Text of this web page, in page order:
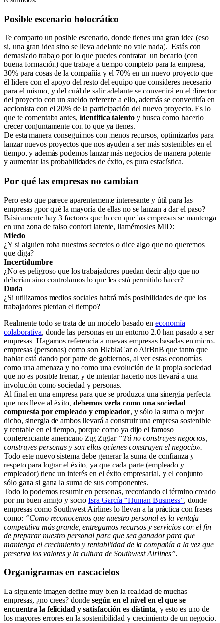
Posible escenario holocrático
Te comparto un posible escenario, donde tienes una gran idea (eso
si, una gran idea sino se lleva adelante no vale nada). Estás con
demasiado trabajo por lo que puedes contratar un becario (con
buena formación) que trabaje a tiempo completo para la empresa,
30% para cosas de la compañía y el 70% en un nuevo proyecto que
él lidere con el apoyo del resto del equipo que consideres necesario
para el mismo, y del cuál de salir adelante se convertirá en el director
del proyecto con un sueldo referente a ello, además se convertiría en
accionista con el 20% de la participación del nuevo proyecto. Es lo
que te comentaba antes, identifica talento y busca como hacerlo
crecer conjuntamente con lo que ya tienes.
De esta manera conseguimos con menos recursos, optimizarlos para
lanzar nuevos proyectos que nos ayuden a ser más sostenibles en el
tiempo, y además podemos lanzar más negocios de manera potente
y aumentar las probabilidades de éxito, es pura estadística.
Por qué las empresas no cambian
Pero esto que parece aparentemente interesante y útil para las
empresas ¿por qué la mayoría de ellas no se lanzan a dar el paso?
Básicamente hay 3 factores que hacen que las empresas se mantenga
en una zona de falso confort latente, llamémosles MID:
Miedo
¿Y si alguien roba nuestros secretos o dice algo que no queremos
que diga?
Incertidumbre
¿No es peligroso que los trabajadores puedan decir algo que no
deberían sino controlamos lo que les está permitido hacer?
Duda
¿Si utilizamos medios sociales habrá más posibilidades de que los
trabajadores pierdan el tiempo?
Realmente todo se trata de un modelo basado en economía
colaborativa, donde las personas en un entorno 2.0 han pasado a ser
empresas. Hagamos referencia a nuevas empresas basadas en micro-
empresas (personas) como son BlablaCar o AirBnB que tanto que
hablar está dando por parte de gobiernos, al ver estas economías
como una amenaza y no como una evolución de la propia sociedad
que no es posible frenar, y de intentar hacerlo nos llevará a una
involución como sociedad y personas.
Al final en una empresa para que se produzca una sinergia perfecta
que nos lleve al éxito, debemos verla como una sociedad
compuesta por empleado y empleador, y sólo la suma o mejor
dicho, sinergia de ambos llevará a construir una empresa sostenible
y rentable en el tiempo, porque como ya dijo el famoso
conferenciante americano Zig Ziglar “Tú no construyes negocios,
construyes personas y son ellas quienes construyen el negocio».
Todo este nuevo sistema debe generar la suma de confianza y
respeto para lograr el éxito, ya que cada parte (empleado y
empleador) tiene un interés en el éxito empresarial, y el conjunto
sólo gana si gana la suma de sus componentes.
Todo lo podemos resumir en personas, recordando el término creado
por mi buen amigo y socio Isra García “Human Business”, donde
empresas como Southwest Airlines lo llevan a la práctica con frases
como: “Como reconocemos que nuestro personal es la ventaja
competitiva más grande, entregamos recursos y servicios con el fin
de preparar nuestro personal para que sea ganador para que
mantenga el crecimiento y rentabilidad de la compañía a la vez que
preserva los valores y la cultura de Southwest Airlines”.
Organigramas en rascacielos
La siguiente imagen define muy bien la realidad de muchas
empresas, ¿no crees? donde según en el nivel en el que se
encuentra la felicidad y satisfacción es distinta, y esto es uno de
los mayores errores en la sostenibilidad y crecimiento de un negocio.